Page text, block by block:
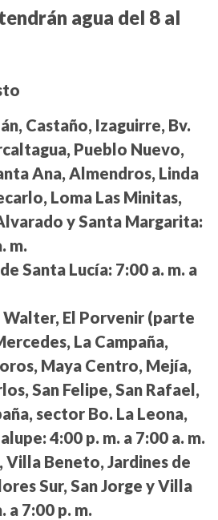
agua del 8 al
Castaño, Izaguirre, Bv.
Pueblo Nuevo,
Ana, Almendros, Linda
Loma Las Minitas,
y Santa Margarita:
m.
Santa Lucía: 7:00 a. m. a
Walter, El Porvenir (parte
La Campaña,
Maya Centro, Mejía,
San Felipe, San Rafael,
sector Bo. La Leona,
4:00 p. m. a 7:00 a. m.
Beneto, Jardines de
Sur, San Jorge y Villa
a 7:00 p. m.